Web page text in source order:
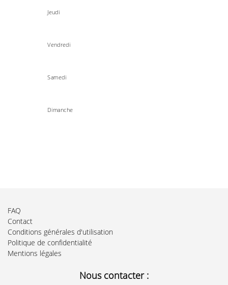
Jeudi
Vendredi
Samedi
Dimanche
FAQ
Contact
Conditions générales d'utilisation
Politique de confidentialité
Mentions légales
Nous contacter :